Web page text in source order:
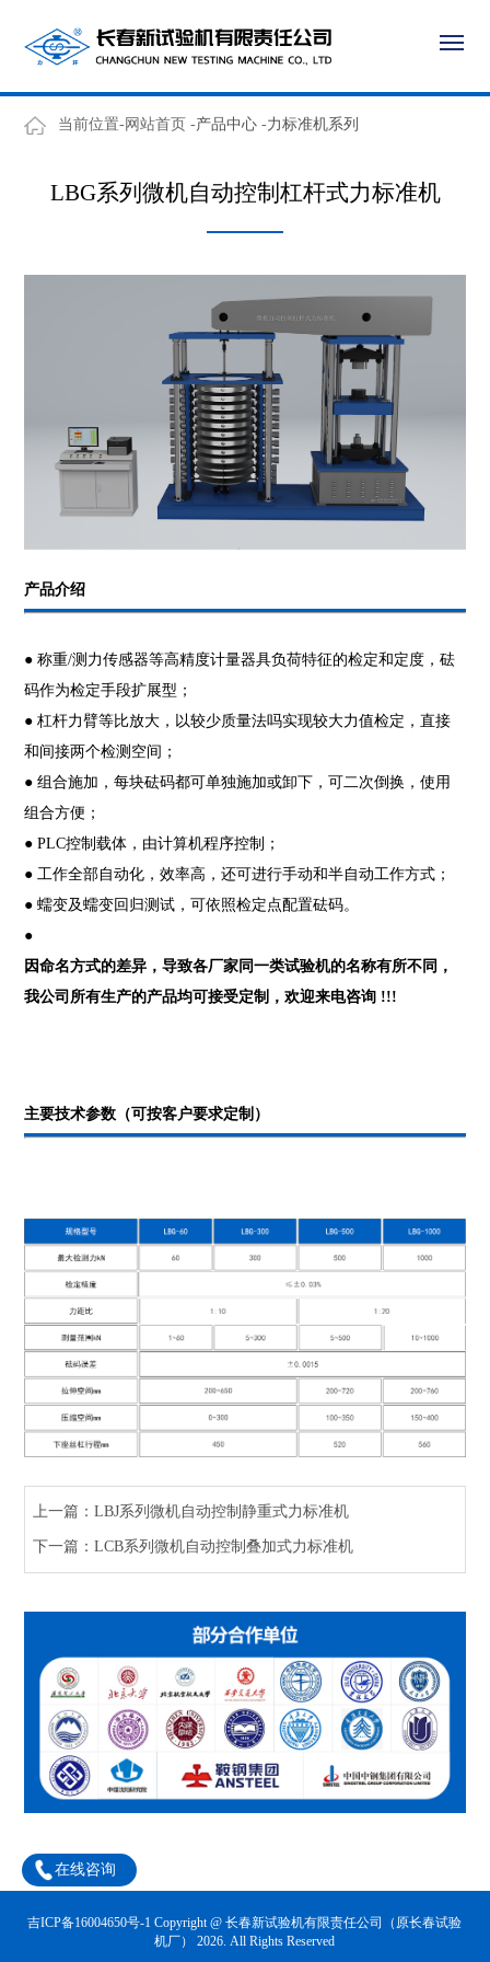
当前位置-网站首页 -产品中心-力标准机系列
LBG系列微机自动控制杠杆式力标准机
产品介绍
● 称重/测力传感器等高精度计量器具负荷特征的检定和定度，砝
码作为检定手段扩展型；
● 杠杆力臂等比放大，以较少质量法吗实现较大力值检定，直接
和间接两个检测空间；
● 组合施加，每块砝码都可单独施加或卸下，可二次倒换，使用
组合方便；
● PLC控制载体，由计算机程序控制；
● 工作全部自动化，效率高，还可进行手动和半自动工作方式；
● 蠕变及蠕变回归测试，可依照检定点配置砝码。
●
因命名方式的差异，导致各厂家同一类试验机的名称有所不同，
我公司所有生产的产品均可接受定制，欢迎来电咨询 !!!
主要技术参数（可按客户要求定制）
上一篇：LBJ系列微机自动控制静重式力标准机
下一篇：LCB系列微机自动控制叠加式力标准机
吉ICP备16004650号-1 Copyright @ 长春新试验机有限责任公司（原长春试验
机厂） 2026. All Rights Reserved
在线咨询